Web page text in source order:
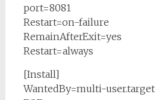
port=8081
Restart=on-failure
RemainAfterExit=yes
Restart=always
[Install]
WantedBy=multi-user.target